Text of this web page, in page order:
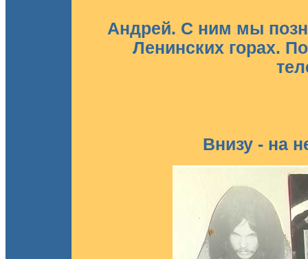
Андрей. С ним мы
Ленинских горах.
Внизу - на